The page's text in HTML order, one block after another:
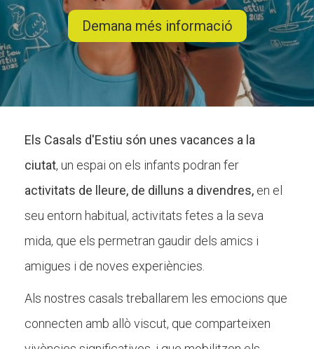
Demana més informació
Els Casals d'Estiu són unes vacances a la
ciutat, un espai on els infants podran fer
activitats de lleure, de dilluns a divendres, en el
seu entorn habitual, activitats fetes a la seva
mida, que els permetran gaudir dels amics i
amigues i de noves experiències.
Als nostres casals treballarem les emocions que
connecten amb allò viscut, que comparteixen
CONEIX FUNDESPLAI
La Fundació
L'equip
Missió i valors
Memòria d'activitats
ACTUALITAT